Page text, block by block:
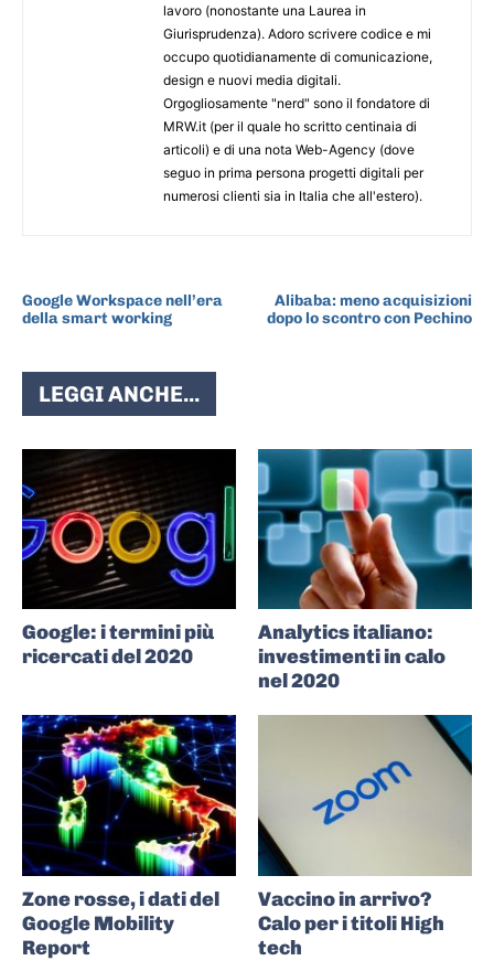
lavoro (nonostante una Laurea in
Giurisprudenza). Adoro scrivere codice e mi
occupo quotidianamente di comunicazione,
design e nuovi media digitali.
Orgogliosamente "nerd" sono il fondatore di
MRW.it (per il quale ho scritto centinaia di
articoli) e di una nota Web-Agency (dove
seguo in prima persona progetti digitali per
numerosi clienti sia in Italia che all'estero).
Google Workspace nell’era
della smart working
Alibaba: meno acquisizioni
dopo lo scontro con Pechino
LEGGI ANCHE...
Google: i termini più
ricercati del 2020
Analytics italiano:
investimenti in calo
nel 2020
Zone rosse, i dati del
Google Mobility
Report
Vaccino in arrivo?
Calo per i titoli High
tech